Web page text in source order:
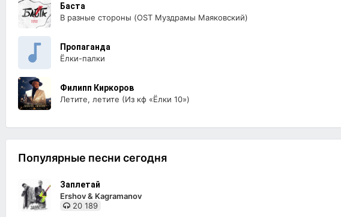
Баста
В разные стороны (OST Муздрамы Маяковский)
Пропаганда
Ёлки-палки
Филипп Киркоров
Летите, летите (Из кф «Ёлки 10»)
Популярные песни сегодня
Заплетай
Ershov & Kagramanov
20 189